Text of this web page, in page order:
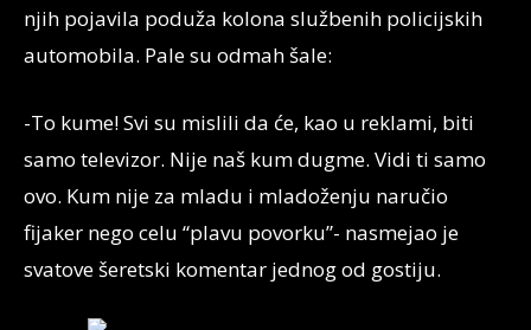
njih pojavila poduža kolona službenih policijskih
automobila. Pale su odmah šale:
-To kume! Svi su mislili da će, kao u reklami, biti
samo televizor. Nije naš kum dugme. Vidi ti samo
ovo. Kum nije za mladu i mladoženju naručio
fijaker nego celu “plavu povorku”- nasmejao je
svatove šeretski komentar jednog od gostiju.